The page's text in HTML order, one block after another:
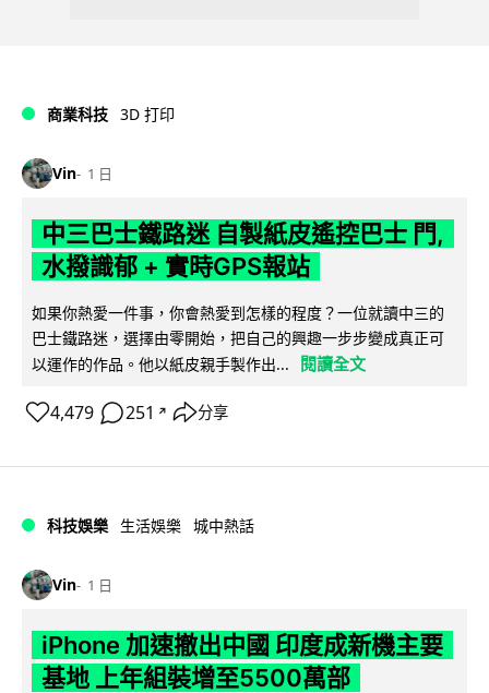
商業科技 3D 打印
Vin 1 日
中三巴士鐵路迷 自製紙皮遙控巴士 門,
水撥識郁 + 實時GPS報站
如果你熱愛一件事，你會熱愛到怎樣的程度？一位就讀中三的
巴士鐵路迷，選擇由零開始，把自己的興趣一步步變成真正可
以運作的作品。他以紙皮親手製作出...
閱讀全文
4,479 251 ↗ 分享
科技娛樂 生活娛樂 城中熱話
Vin 1 日
iPhone 加速撤出中國 印度成新機主要
基地 上年組裝增至5500萬部